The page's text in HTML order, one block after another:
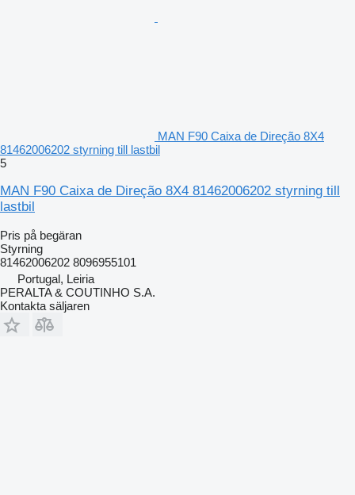
MAN F90 Caixa de Direção 8X4
81462006202 styrning till lastbil
5
MAN F90 Caixa de Direção 8X4 81462006202 styrning till
lastbil
Pris på begäran
Styrning
81462006202 8096955101
Portugal, Leiria
PERALTA & COUTINHO S.A.
Kontakta säljaren